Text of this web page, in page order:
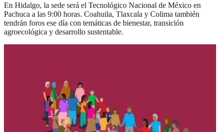
En Hidalgo, la sede será el Tecnológico Nacional de México en
Pachuca a las 9:00 horas. Coahuila, Tlaxcala y Colima también
tendrán foros ese día con temáticas de bienestar, transición
agroecológica y desarrollo sustentable.